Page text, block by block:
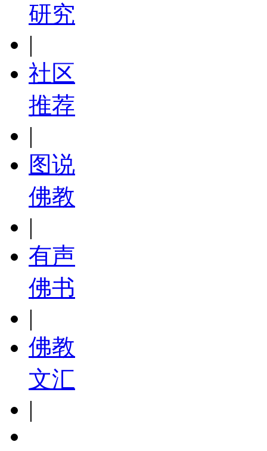
研究
|
社区
推荐
|
图说
佛教
|
有声
佛书
|
佛教
文汇
|